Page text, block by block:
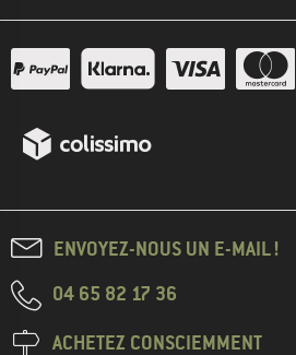
ENVOYEZ-NOUS UN E-MAIL !
04 65 82 17 36
ACHETEZ CONSCIEMMENT